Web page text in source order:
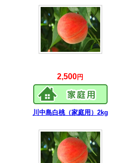
2,500円
川中島白桃（家庭用）2kg